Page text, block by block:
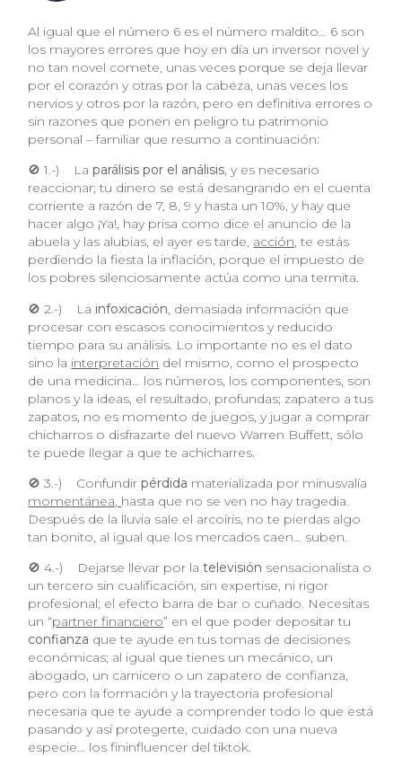
Al igual que el número 6 es el número maldito… 6 son
los mayores errores que hoy en día un inversor novel y
no tan novel comete, unas veces porque se deja llevar
por el corazón y otras por la cabeza, unas veces los
nervios y otros por la razón, pero en definitiva errores o
sin razones que ponen en peligro tu patrimonio
personal – familiar que resumo a continuación:
🚫 1.-) Laparálisis por el análisis, y es necesario
reaccionar; tu dinero se está desangrando en el cuenta
corriente a razón de 7, 8, 9 y hasta un 10%, y hay que
hacer algo ¡Ya!, hay prisa como dice el anuncio de la
abuela y las alubias, el ayer es tarde, acción, te estás
perdiendo la fiesta la inflación, porque el impuesto de
los pobres silenciosamente actúa como una termita.
🚫 2.-) La infoxicación, demasiada información que
procesar con escasos conocimientos y reducido
tiempo para su análisis. Lo importante no es el dato
sino la interpretación del mismo, como el prospecto
de una medicina… los números, los componentes, son
planos y la ideas, el resultado, profundas; zapatero a tus
zapatos, no es momento de juegos, y jugar a comprar
chicharros o disfrazarte del nuevo Warren Buffett, sólo
te puede llegar a que te achicharres.
🚫 3.-) Confundirpérdida materializada por minusvalía
momentánea, hasta que no se ven no hay tragedia.
Después de la lluvia sale el arcoíris, no te pierdas algo
tan bonito, al igual que los mercados caen… suben.
🚫 4.-) Dejarse llevar por latelevisión sensacionalista o
un tercero sin cualificación, sin expertise, ni rigor
profesional; el efecto barra de bar o cuñado. Necesitas
un “partner financiero” en el que poder depositar tu
confianza que te ayude en tus tomas de decisiones
económicas; al igual que tienes un mecánico, un
abogado, un carnicero o un zapatero de confianza,
pero con la formación y la trayectoria profesional
necesaria que te ayude a comprender todo lo que está
pasando y así protegerte, cuidado con una nueva
especie… los fininfluencer del tiktok.